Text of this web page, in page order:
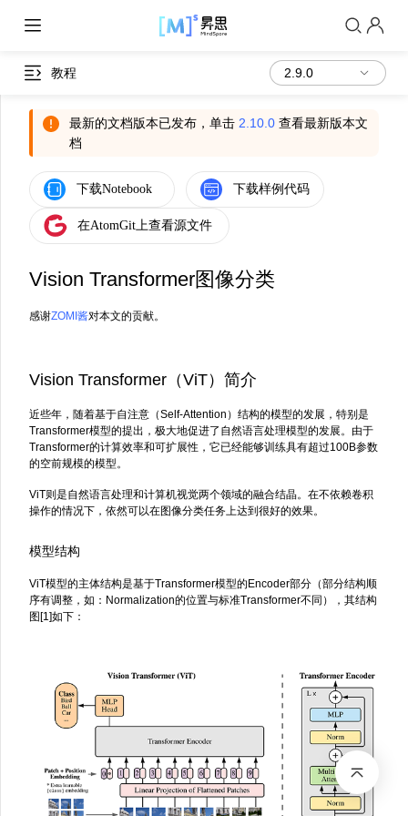
教程
最新的文档版本已发布，单击 2.10.0 查看最新版本文
档
Vision Transformer图像分类
感谢ZOMI酱对本文的贡献。
Vision Transformer（ViT）简介
近些年，随着基于自注意（Self-Attention）结构的模型的发展，特别是
Transformer模型的提出，极大地促进了自然语言处理模型的发展。由于
Transformer的计算效率和可扩展性，它已经能够训练具有超过100B参数
的空前规模的模型。
ViT则是自然语言处理和计算机视觉两个领域的融合结晶。在不依赖卷积
操作的情况下，依然可以在图像分类任务上达到很好的效果。
模型结构
ViT模型的主体结构是基于Transformer模型的Encoder部分（部分结构顺
序有调整，如：Normalization的位置与标准Transformer不同），其结构
图[1]如下：